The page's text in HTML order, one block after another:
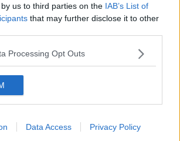
us to third parties on the IAB’s List of
that may further disclose it to other
Processing Opt Outs
Data Access Privacy Policy